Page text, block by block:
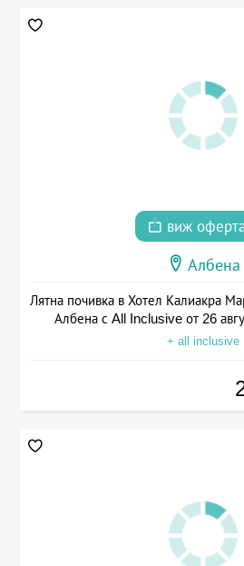
виж
Албена
Лятна почивка в Хотел Калиакра
Албена с All Inclusive от 26
+ all inclusive